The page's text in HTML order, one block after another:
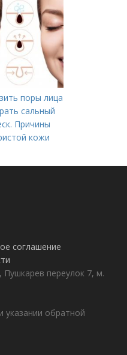
поры лица
сальный
Причины
кожи
соглашение
переулок 7, м.
указании обратной